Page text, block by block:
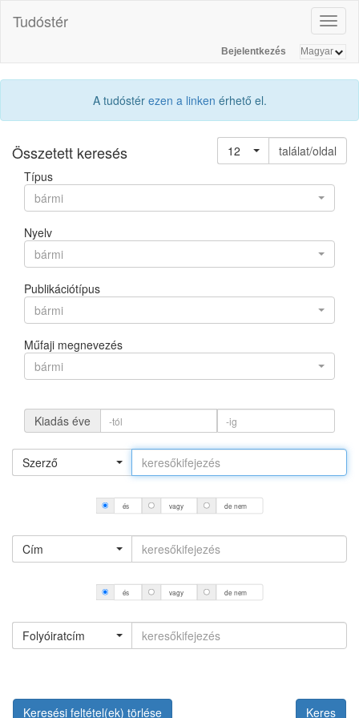
Tudóstér
Bejelentkezés
A tudóstér ezen a linken érhető el.
Összetett keresés 12
találat/oldal
Típus
bármi
Nyelv
bármi
Publikációtípus
bármi
Műfaji megnevezés
bármi
Kiadás éve
Szerző
és vagy de nem
Cím
és vagy de nem
Folyóiratcím
Keresési feltétel(ek) törlése